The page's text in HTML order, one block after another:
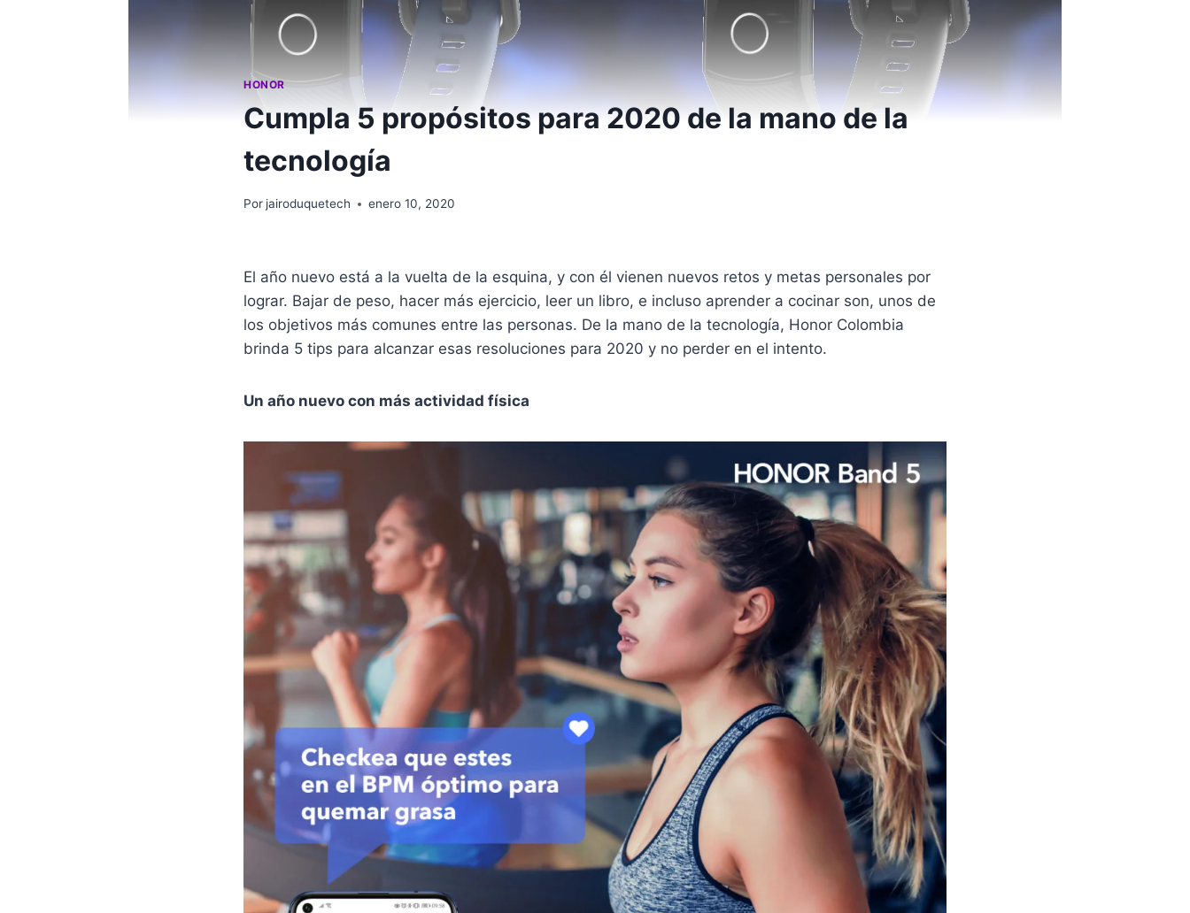
HONOR
Cumpla 5 propósitos para 2020 de la mano de la
tecnología
Por jairoduquetech enero 10, 2020
El año nuevo está a la vuelta de la esquina, y con él vienen nuevos retos y metas personales por
lograr. Bajar de peso, hacer más ejercicio, leer un libro, e incluso aprender a cocinar son, unos de
los objetivos más comunes entre las personas. De la mano de la tecnología, Honor Colombia
brinda 5 tips para alcanzar esas resoluciones para 2020 y no perder en el intento.
Un año nuevo con más actividad física